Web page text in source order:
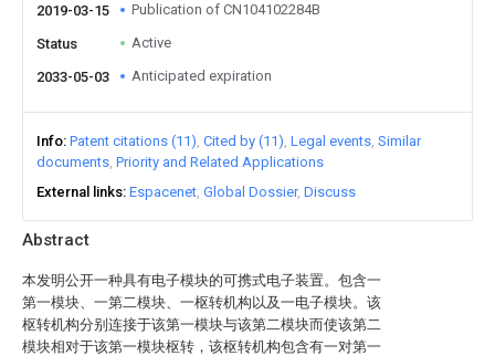
Abstract
本发明公开一种具有电子模块的可携式电子装置。包含一
第一模块、一第二模块、一枢转机构以及一电子模块。该
枢转机构分别连接于该第一模块与该第二模块而使该第二
模块相对于该第一模块枢转，该枢转机构包含有一对第一
2019-03-15 Publication of CN104102284B
Status Active
2033-05-03 Anticipated expiration
Info Patent citations (11) Cited by (11) Legal events Similar
documents Priority and Related Applications
External links Espacenet Global Dossier Discuss